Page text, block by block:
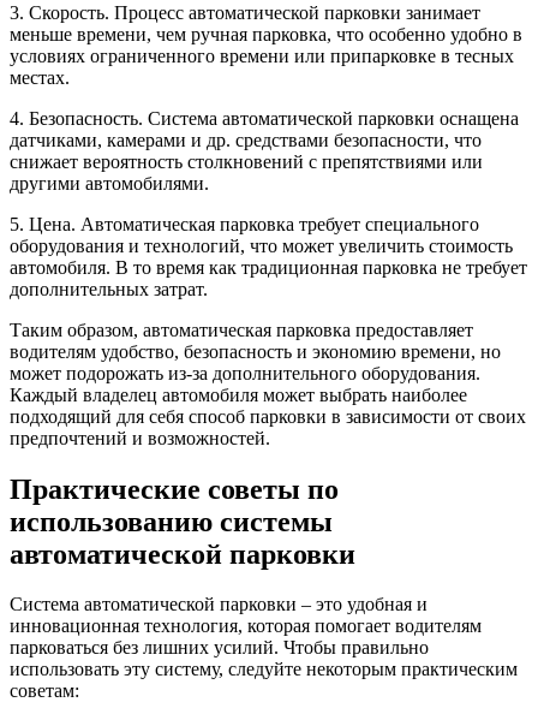
3. Скорость. Процесс автоматической парковки занимает
меньше времени, чем ручная парковка, что особенно удобно в
условиях ограниченного времени или припарковке в тесных
местах.
4. Безопасность. Система автоматической парковки оснащена
датчиками, камерами и др. средствами безопасности, что
снижает вероятность столкновений с препятствиями или
другими автомобилями.
5. Цена. Автоматическая парковка требует специального
оборудования и технологий, что может увеличить стоимость
автомобиля. В то время как традиционная парковка не требует
дополнительных затрат.
Таким образом, автоматическая парковка предоставляет
водителям удобство, безопасность и экономию времени, но
может подорожать из-за дополнительного оборудования.
Каждый владелец автомобиля может выбрать наиболее
подходящий для себя способ парковки в зависимости от своих
предпочтений и возможностей.
Практические советы по
использованию системы
автоматической парковки
Система автоматической парковки – это удобная и
инновационная технология, которая помогает водителям
парковаться без лишних усилий. Чтобы правильно
использовать эту систему, следуйте некоторым практическим
советам: